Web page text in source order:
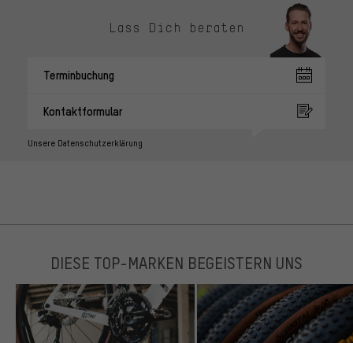
Lass Dich beraten
Terminbuchung
Kontaktformular
Unsere Datenschutzerklärung
DIESE TOP-MARKEN BEGEISTERN UNS